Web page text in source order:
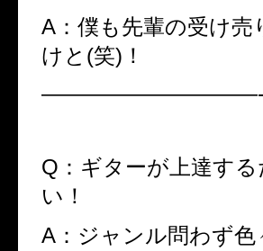
A：僕も先輩の受け
けと(笑)！
——————————-
Q：ギターが上達す
い！
A：ジャンル問わず